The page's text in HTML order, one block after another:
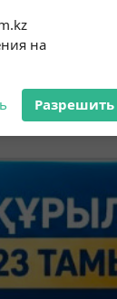
на
Разрешить
Шымкент:
Елорда